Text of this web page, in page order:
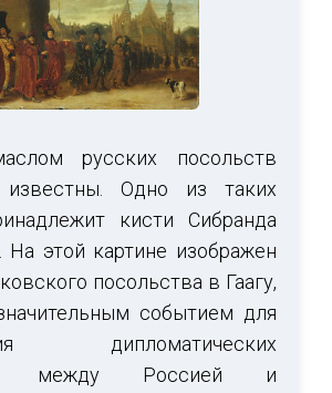
русских посольств
Одно из таких
кисти Сибранда
На этой картине изображен
посольства в Гаагу,
событием для
дипломатических
между Россией и